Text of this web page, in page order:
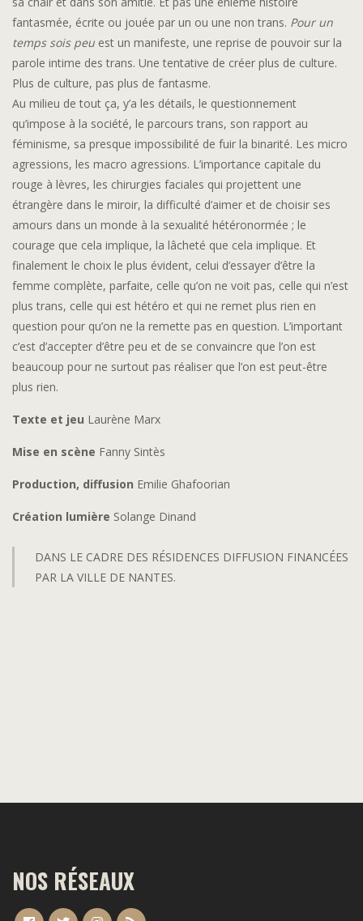
fantasmée, écrite ou jouée par un ou une non trans. Pour un
temps sois peu est un manifeste, une reprise de pouvoir sur la
parole intime des trans. Une tentative de créer plus de culture.
Plus de culture, pas plus de fantasme.
Au milieu de tout ça, y’a les détails, le questionnement
qu’impose à la société, le parcours trans, son rapport au
féminisme, sa presque impossibilité de fuir la binarité. Les micro
agressions, les macro agressions. L’importance capitale du
rouge à lèvres, les chirurgies faciales qui projettent une
étrangère dans le miroir, la difficulté d’aimer et de choisir ses
amours dans un monde à la sexualité hétéronormée ; le
courage que cela implique, la lâcheté que cela implique. Et
finalement le choix le plus évident, celui d’essayer d’être la
femme complète, parfaite, celle qu’on ne voit pas, celle qui n’est
plus trans, celle qui est hétéro et qui ne remet plus rien en
question pour qu’on ne la remette pas en question. L’important
c’est d’accepter d’être peu et de se convaincre que l’on est
beaucoup pour ne surtout pas réaliser que l’on est peut-être
plus rien.
Texte et jeu Laurène Marx
Mise en scène Fanny Sintès
Production, diffusion Emilie Ghafoorian
Création lumière Solange Dinand
DANS LE CADRE DES RÉSIDENCES DIFFUSION FINANCÉES
PAR LA VILLE DE NANTES.
NOS RÉSEAUX